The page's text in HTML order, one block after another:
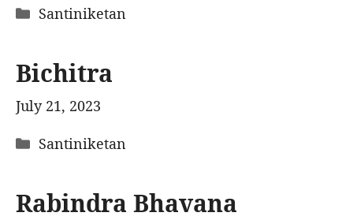
Categories
Santiniketan
Bichitra
July 21, 2023
Categories
Santiniketan
Rabindra Bhavana